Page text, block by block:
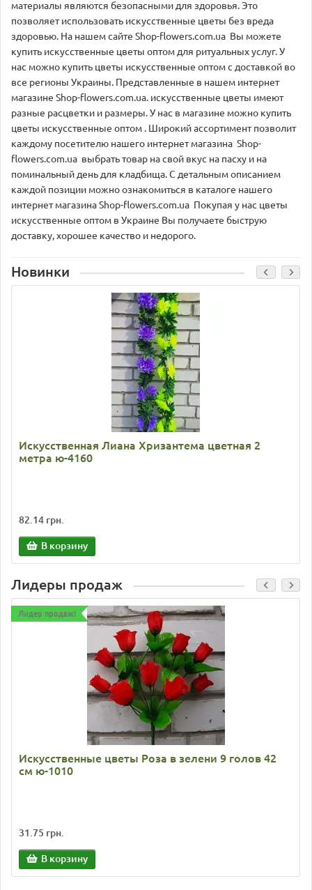
материалы являются безопасными для здоровья. Это
позволяет использовать искусственные цветы без вреда
здоровью. На нашем сайте Shop-flowers.com.ua Вы можете
купить искусственные цветы оптом для ритуальных услуг. У
нас можно купить цветы искусственные оптом с доставкой во
все регионы Украины. Представленные в нашем интернет
магазине Shop-flowers.com.ua. искусственные цветы имеют
разные расцветки и размеры. У нас в магазине можно купить
цветы искусственные оптом . Широкий ассортимент позволит
каждому посетителю нашего интернет магазина Shop-
flowers.com.ua выбрать товар на свой вкус на пасху и на
поминальный день для кладбища. С детальным описанием
каждой позиции можно ознакомиться в каталоге нашего
интернет магазина Shop-flowers.com.ua Покупая у нас цветы
искусственные оптом в Украине Вы получаете быструю
доставку, хорошее качество и недорого.
Новинки
Искусственная Лиана Хризантема цветная 2
метра ю-4160
82.14 грн.
В корзину
Лидеры продаж
Лидер продаж!
Искусственные цветы Роза в зелени 9 голов 42
см ю-1010
31.75 грн.
В корзину